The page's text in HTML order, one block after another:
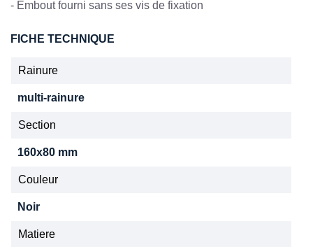
- Embout fourni sans ses vis de fixation
FICHE TECHNIQUE
Rainure
multi-rainure
Section
160x80 mm
Couleur
Noir
Matiere